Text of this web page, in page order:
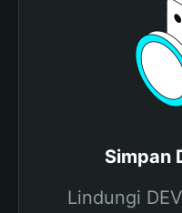
Simpan
Lindungi